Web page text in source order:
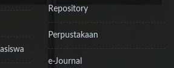
Repository
Perpustakaan
e-Journal